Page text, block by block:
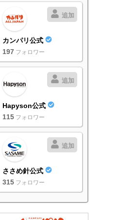
追加
カンパリ公式
197 フォロワー
追加
Hapyson公式
115 フォロワー
追加
ささめ針公式
315 フォロワー